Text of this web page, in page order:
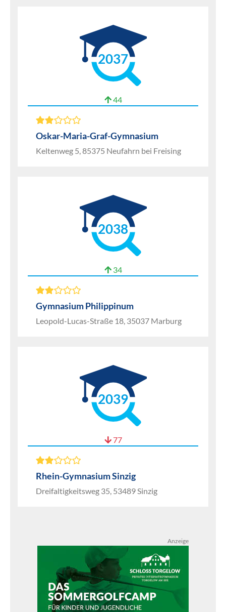
2037
44
Oskar-Maria-Graf-Gymnasium
Keltenweg 5, 85375 Neufahrn bei Freising
2038
34
Gymnasium Philippinum
Leopold-Lucas-Straße 18, 35037 Marburg
2039
77
Rhein-Gymnasium Sinzig
Dreifaltigkeitsweg 35, 53489 Sinzig
Anzeige